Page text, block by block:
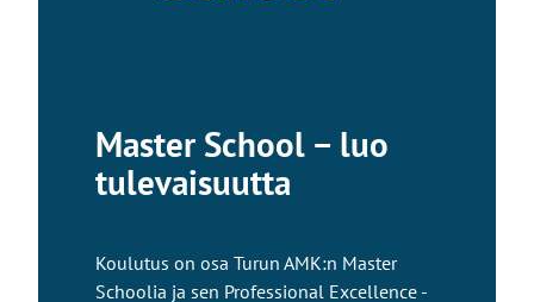
Master School − luo
tulevaisuutta
Koulutus on osa Turun AMK:n Master
Schoolia ja sen Professional Excellence -